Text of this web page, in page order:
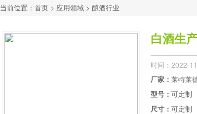
当前位置： 首页 > 应用领域 > 酿酒行业
白酒生
时间：2022-
厂家： 莱特莱
型号： 可定制
尺寸： 可定制